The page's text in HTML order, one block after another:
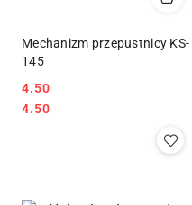
Mechanizm przepustnicy KS-
145
Cena:
4.50
Cena:
4.50